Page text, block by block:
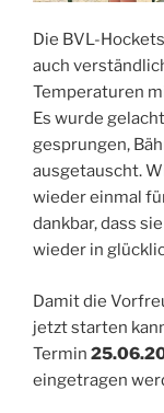
Die BVL-
auch
Temperaturen
Es wurde
gesprungen,
ausgetauscht.
wieder einmal
dankbar, dass
wieder in
Damit die
jetzt starten
Termin
eingetragen